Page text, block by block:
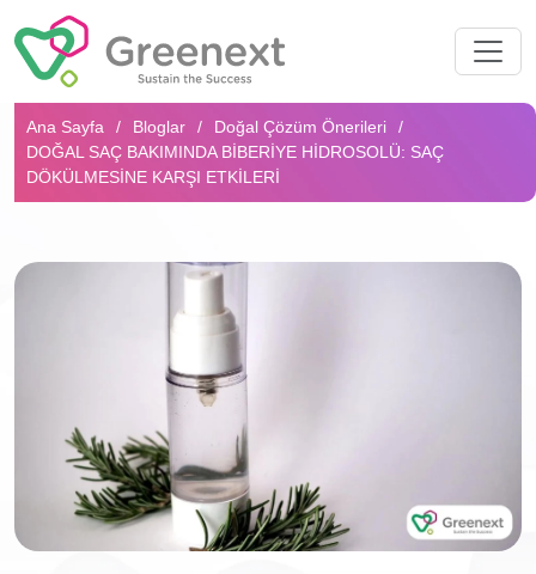
Arama...
Ana Sayfa Bloglar
Doğal Çözüm Önerileri
DOĞAL SAÇ BAKIMINDA BIBERIYE HIDROSOLÜ: SAÇ
DÖKÜLMESINE KARŞI ETKILERI